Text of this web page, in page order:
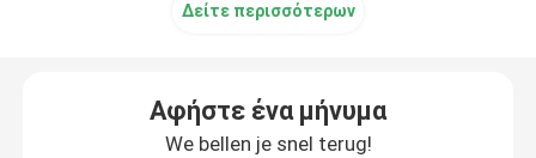
Ετικέτες μπουκαλιών ποτών
Αδιάβροχες καλλυντικές ετικέτες
Δείτε περισσότερων
Αφήστε ένα μήνυμα
We bellen je snel terug!